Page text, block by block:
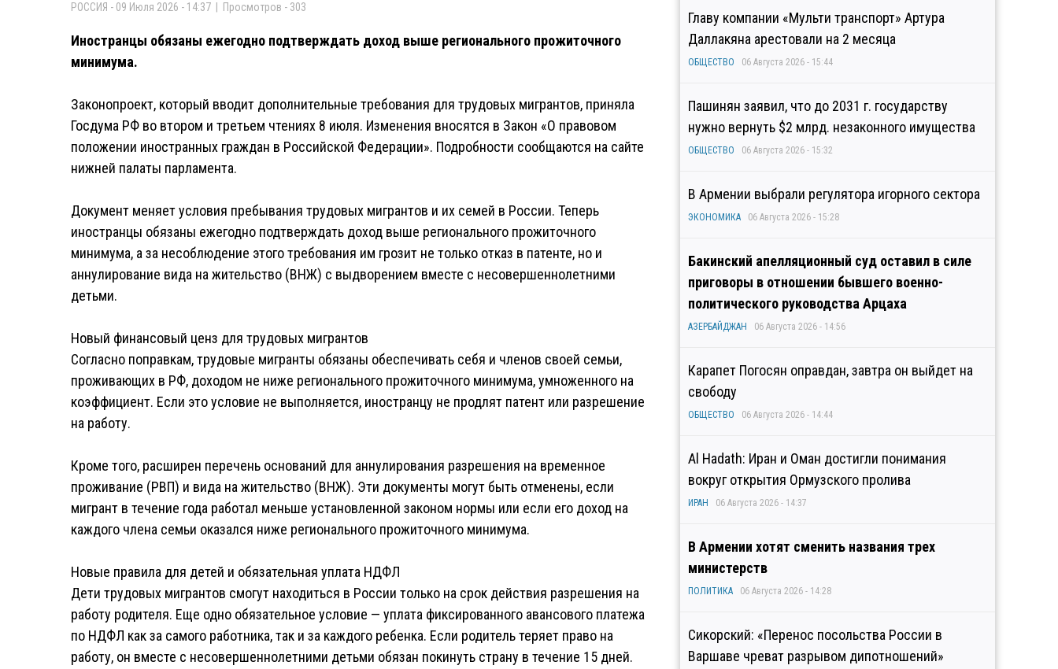
РОССИЯ - 09 Июля 2026 - 14:37 | Просмотров - 303
Иностранцы обязаны ежегодно подтверждать доход выше регионального прожиточного
минимума.
Законопроект, который вводит дополнительные требования для трудовых мигрантов, приняла
Госдума РФ во втором и третьем чтениях 8 июля. Изменения вносятся в Закон «О правовом
положении иностранных граждан в Российской Федерации». Подробности сообщаются на сайте
нижней палаты парламента.
Документ меняет условия пребывания трудовых мигрантов и их семей в России. Теперь
иностранцы обязаны ежегодно подтверждать доход выше регионального прожиточного
минимума, а за несоблюдение этого требования им грозит не только отказ в патенте, но и
аннулирование вида на жительство (ВНЖ) с выдворением вместе с несовершеннолетними
детьми.
Новый финансовый ценз для трудовых мигрантов
Согласно поправкам, трудовые мигранты обязаны обеспечивать себя и членов своей семьи,
проживающих в РФ, доходом не ниже регионального прожиточного минимума, умноженного на
коэффициент. Если это условие не выполняется, иностранцу не продлят патент или разрешение
на работу.
Кроме того, расширен перечень оснований для аннулирования разрешения на временное
проживание (РВП) и вида на жительство (ВНЖ). Эти документы могут быть отменены, если
мигрант в течение года работал меньше установленной законом нормы или если его доход на
каждого члена семьи оказался ниже регионального прожиточного минимума.
Новые правила для детей и обязательная уплата НДФЛ
Дети трудовых мигрантов смогут находиться в России только на срок действия разрешения на
работу родителя. Еще одно обязательное условие — уплата фиксированного авансового платежа
по НДФЛ как за самого работника, так и за каждого ребенка. Если родитель теряет право на
работу, он вместе с несовершеннолетними детьми обязан покинуть страну в течение 15 дней.
Главу компании «Мульти транспорт» Артура
Даллакяна арестовали на 2 месяца
ОБЩЕСТВО 06 Августа 2026 - 15:44
Пашинян заявил, что до 2031 г. государству
нужно вернуть $2 млрд. незаконного имущества
ОБЩЕСТВО 06 Августа 2026 - 15:32
В Армении выбрали регулятора игорного сектора
ЭКОНОМИКА 06 Августа 2026 - 15:28
Бакинский апелляционный суд оставил в силе
приговоры в отношении бывшего военно-
политического руководства Арцаха
АЗЕРБАЙДЖАН 06 Августа 2026 - 14:56
Карапет Погосян оправдан, завтра он выйдет на
свободу
ОБЩЕСТВО 06 Августа 2026 - 14:44
Al Hadath: Иран и Оман достигли понимания
вокруг открытия Ормузского пролива
ИРАН 06 Августа 2026 - 14:37
В Армении хотят сменить названия трех
министерств
ПОЛИТИКА 06 Августа 2026 - 14:28
Сикорский: «Перенос посольства России в
Варшаве чреват разрывом дипотношений»